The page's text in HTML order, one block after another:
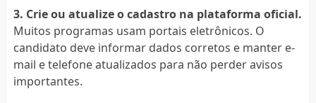
3. Crie ou atualize o cadastro na plataforma oficial.
Muitos programas usam portais eletrônicos. O
candidato deve informar dados corretos e manter e-
mail e telefone atualizados para não perder avisos
importantes.